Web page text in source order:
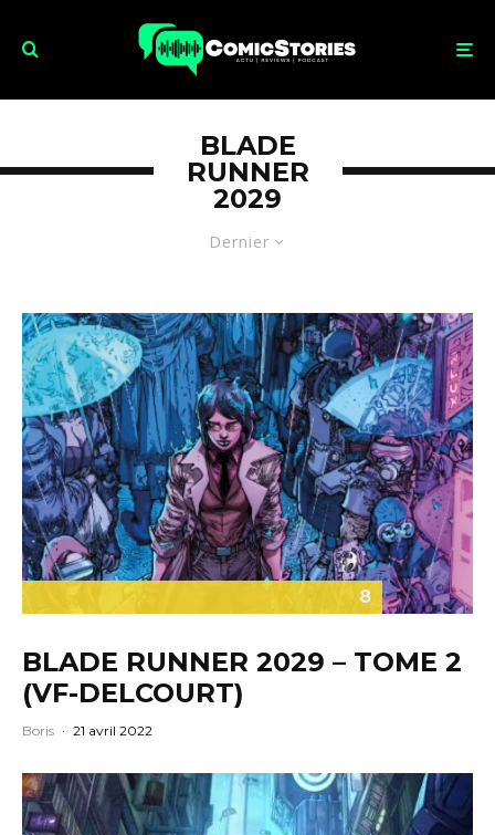
Dernier
BLADE
RUNNER
2029
8
BLADE RUNNER 2029 – TOME 2
(VF-DELCOURT)
Boris · 21 avril 2022